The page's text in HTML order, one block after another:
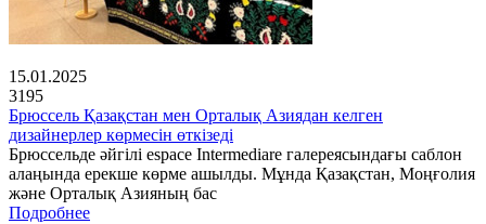
15.01.2025
3195
Брюссель Қазақстан мен Орталық Азиядан келген
дизайнерлер көрмесін өткізеді
Брюссельде әйгілі espace Intermediare галереясындағы саблон
алаңында ерекше көрме ашылды. Мұнда Қазақстан, Моңғолия
және Орталық Азияның бас
Подробнее